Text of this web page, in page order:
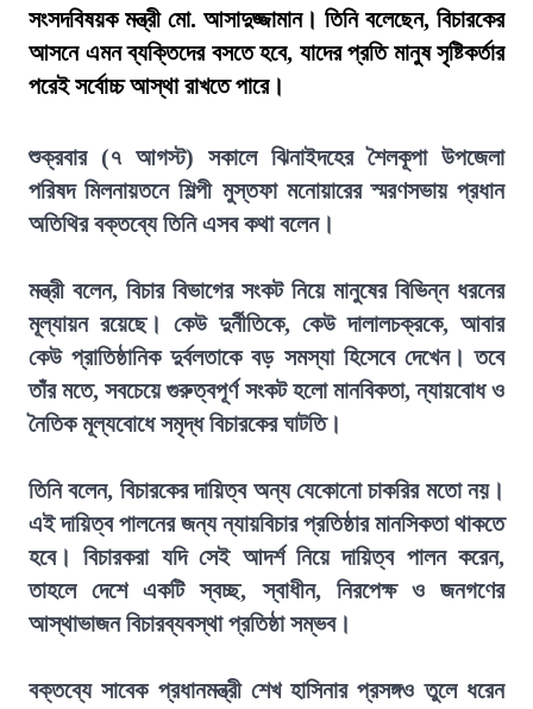
সংসদবিষয়ক মন্ত্রী মো. আসাদুজ্জামান। তিনি বলেছেন, বিচারকের
আসনে এমন ব্যক্তিদের বসতে হবে, যাদের প্রতি মানুষ সৃষ্টিকর্তার
পরেই সর্বোচ্চ আস্থা রাখতে পারে।
শুক্রবার (৭ আগস্ট) সকালে ঝিনাইদহের শৈলকূপা উপজেলা
পরিষদ মিলনায়তনে শিল্পী মুস্তফা মনোয়ারের স্মরণসভায় প্রধান
অতিথির বক্তব্যে তিনি এসব কথা বলেন।
মন্ত্রী বলেন, বিচার বিভাগের সংকট নিয়ে মানুষের বিভিন্ন ধরনের
মূল্যায়ন রয়েছে। কেউ দুর্নীতিকে, কেউ দালালচক্রকে, আবার
কেউ প্রাতিষ্ঠানিক দুর্বলতাকে বড় সমস্যা হিসেবে দেখেন। তবে
তাঁর মতে, সবচেয়ে গুরুত্বপূর্ণ সংকট হলো মানবিকতা, ন্যায়বোধ ও
নৈতিক মূল্যবোধে সমৃদ্ধ বিচারকের ঘাটতি।
তিনি বলেন, বিচারকের দায়িত্ব অন্য যেকোনো চাকরির মতো নয়।
এই দায়িত্ব পালনের জন্য ন্যায়বিচার প্রতিষ্ঠার মানসিকতা থাকতে
হবে। বিচারকরা যদি সেই আদর্শ নিয়ে দায়িত্ব পালন করেন,
তাহলে দেশে একটি স্বচ্ছ, স্বাধীন, নিরপেক্ষ ও জনগণের
আস্থাভাজন বিচারব্যবস্থা প্রতিষ্ঠা সম্ভব।
বক্তব্যে সাবেক প্রধানমন্ত্রী শেখ হাসিনার প্রসঙ্গও তুলে ধরেন